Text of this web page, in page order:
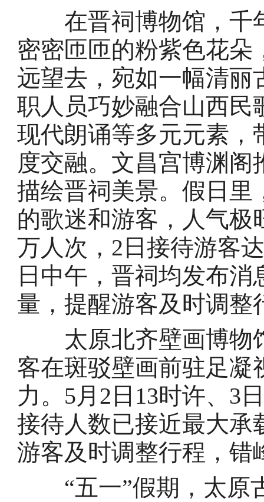
在晋祠博物馆，千
密密匝匝的粉紫色花
远望去，宛如一幅清丽
职人员巧妙融合山西民
现代朗诵等多元元素，
度交融。文昌宫博渊
描绘晋祠美景。假日里
的歌迷和游客，人气极
万人次，2日接待游客
日中午，晋祠均发布
量，提醒游客及时调整
太原北齐壁画博物
客在斑驳壁画前驻足凝
力。5月2日13时许、3
接待人数已接近最大承
游客及时调整行程，错
“五一”假期，太原